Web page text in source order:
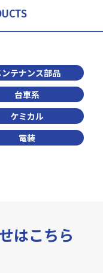
ンテナンス部品
台車系
ケミカル
電装
はこちら